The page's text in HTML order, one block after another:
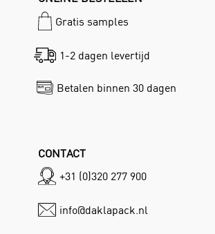
Gratis samples
1-2 dagen levertijd
Betalen binnen 30 dagen
CONTACT
+31 (0)320 277 900
info@daklapack.nl